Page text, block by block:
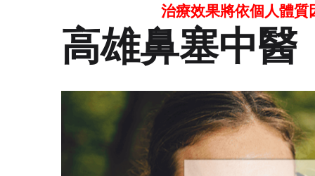
治療效果將依個人體質
高雄鼻塞中醫